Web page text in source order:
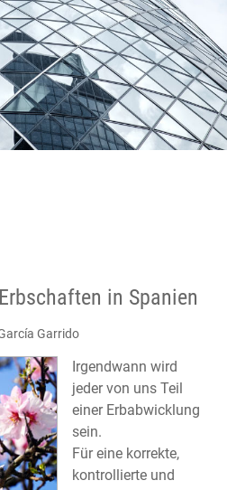
in Spanien
Garrido
Irgendwann wird
jeder von uns Teil
einer Erbabwicklung
sein.
Für eine korrekte,
kontrollierte und